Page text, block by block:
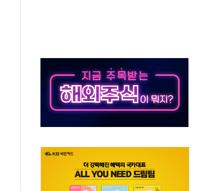
수요 104.3GW 기록
온열질환자 2872명
與 내부서 '총선·대선 직격탄' 우려